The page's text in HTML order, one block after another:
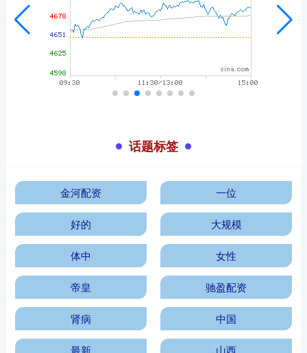
话题标签
金河配资 一位
好的 大规模
体中 女性
帝皇 驰盈配资
肾病 中国